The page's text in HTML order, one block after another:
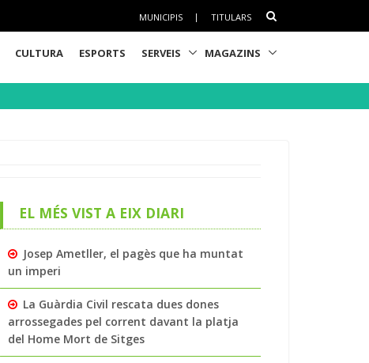
MUNICIPIS | TITULARS
CULTURA ESPORTS SERVEIS MAGAZINS
EL MÉS VIST A EIX DIARI
Josep Ametller, el pagès que ha muntat
un imperi
La Guàrdia Civil rescata dues dones
arrossegades pel corrent davant la platja
del Home Mort de Sitges